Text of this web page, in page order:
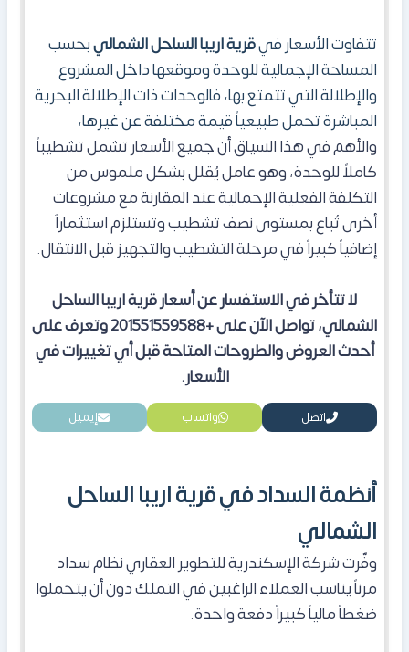
تتفاوت الأسعار فيقرية اريبا الساحل الشماليبحسب
المساحة الإجمالية للوحدة وموقعها داخل المشروع
والإطلالة التي تتمتع بها، فالوحدات ذات الإطلالة البحرية
المباشرة تحمل طبيعياً قيمة مختلفة عن غيرها،
والأهم في هذا السياق أن جميع الأسعار تشمل تشطيباً
كاملاً للوحدة، وهو عامل يُقلل بشكل ملموس من
التكلفة الفعلية الإجمالية عند المقارنة مع مشروعات
أخرى تُباع بمستوى نصف تشطيب وتستلزم استثماراً
إضافياً كبيراً في مرحلة التشطيب والتجهيز قبل الانتقال.
لا تتأخر في الاستفسار عن أسعار قرية اريبا الساحل
الشمالي، تواصل الآن على +201551559588 وتعرف على
أحدث العروض والطروحات المتاحة قبل أي تغييرات في
الأسعار.
اتصل واتساب إيميل
أنظمة السداد في قرية اريبا الساحل
الشمالي
وفّرت شركة الإسكندرية للتطوير العقاري نظام سداد
مرناً يناسب العملاء الراغبين في التملك دون أن يتحملوا
ضغطاً مالياً كبيراً دفعة واحدة.